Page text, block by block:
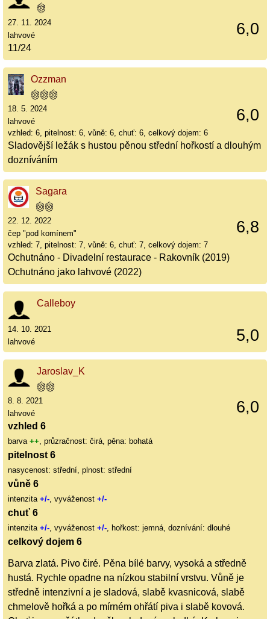
6,0
27. 11. 2024
lahvové
11/24
Ozzman
6,0
18. 5. 2024
lahvové
vzhled: 6, pitelnost: 6, vůně: 6, chuť: 6, celkový dojem: 6
Sladovější ležák s hustou pěnou střední hořkostí a dlouhým
dozníváním
Sagara
6,8
22. 12. 2022
čep "pod komínem"
vzhled: 7, pitelnost: 7, vůně: 6, chuť: 7, celkový dojem: 7
Ochutnáno - Divadelní restaurace - Rakovník (2019)
Ochutnáno jako lahvové (2022)
Calleboy
5,0
14. 10. 2021
lahvové
Jaroslav_K
6,0
8. 8. 2021
lahvové
vzhled 6
barva ++, průzračnost: čirá, pěna: bohatá
pitelnost 6
nasycenost: střední, plnost: střední
vůně 6
intenzita +/-, vyváženost +/-
chuť 6
intenzita +/-, vyváženost +/-, hořkost: jemná, doznívání: dlouhé
celkový dojem 6
Barva zlatá. Pivo čiré. Pěna bílé barvy, vysoká a středně
hustá. Rychle opadne na nízkou stabilní vrstvu. Vůně je
středně intenzivní a je sladová, slabě kvasnicová, slabě
chmelově hořká a po mírném ohřátí piva i slabě kovová.